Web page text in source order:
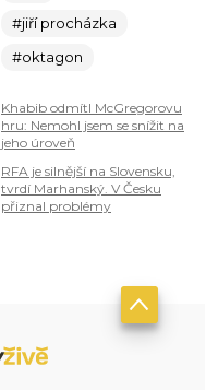
#jiří procházka
#oktagon
Khabib odmítl McGregorovu
hru: Nemohl jsem se snížit na
jeho úroveň
RFA je silnější na Slovensku,
tvrdí Marhanský. V Česku
přiznal problémy